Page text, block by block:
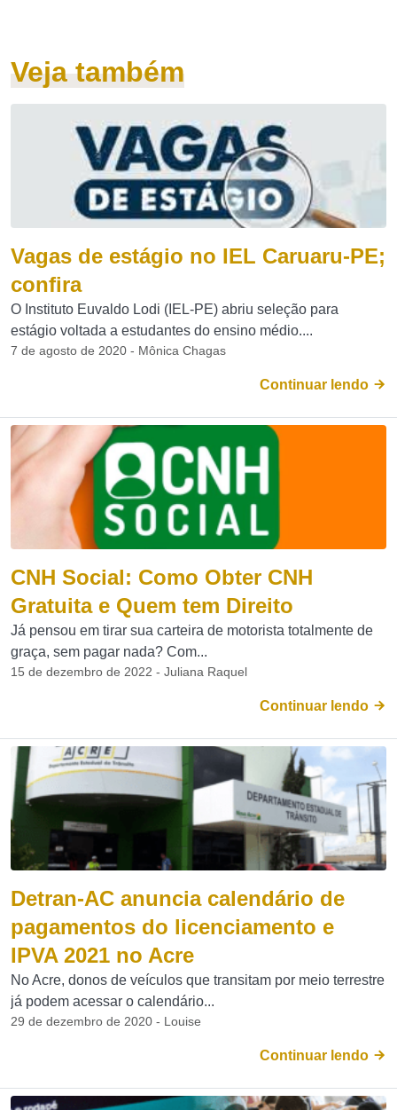
Veja também
Vagas de estágio no IEL Caruaru-PE;
confira
O Instituto Euvaldo Lodi (IEL-PE) abriu seleção para
estágio voltada a estudantes do ensino médio....
7 de agosto de 2020 - Mônica Chagas
Continuar lendo
CNH Social: Como Obter CNH
Gratuita e Quem tem Direito
Já pensou em tirar sua carteira de motorista totalmente de
graça, sem pagar nada? Com...
15 de dezembro de 2022 - Juliana Raquel
Continuar lendo
Detran-AC anuncia calendário de
pagamentos do licenciamento e
IPVA 2021 no Acre
No Acre, donos de veículos que transitam por meio terrestre
já podem acessar o calendário...
29 de dezembro de 2020 - Louise
Continuar lendo